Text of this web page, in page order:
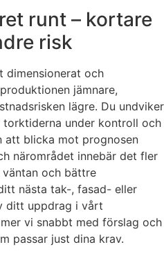
runt – kortare
risk
dimensionerat och
jämnare,
lägre. Du undviker
under kontroll och
att blicka mot prognosen
närområdet innebär det fler
och bättre
nästa tak-, fasad- eller
ditt uppdrag i vårt
vi snabbt med förslag och
passar just dina krav.